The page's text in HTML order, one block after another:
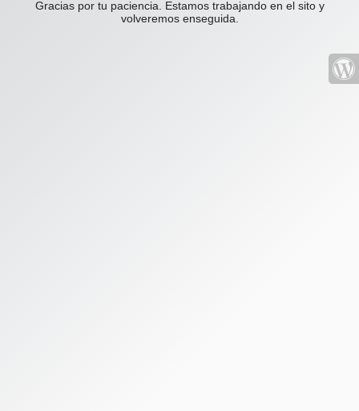
Gracias por tu paciencia. Estamos trabajando en el sito y
volveremos enseguida.